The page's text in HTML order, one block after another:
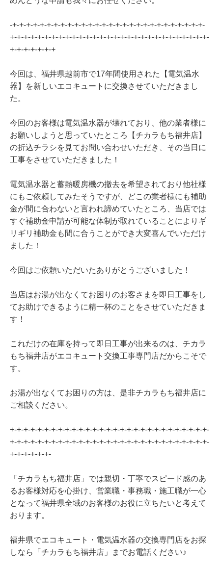
-+-+-+-+-+-+-+-+-+-+-+-+-+-+-+-+-+-+-+-+-+-+-+-+-+-+-+-+-
+-+-+-+-+-+-+-+-+-+-+-+-+-+-+-+-+-+-+-+-+-+-+-+-+-+-+-+-+-
+-+-+-+-+-+-+
今回は、福井県越前市で17年間使用された【電気温水
器】を新しいエコキュートに交換させていただきまし
た。
今回のお客様は電気温水器が壊れており、他の業者様に
お願いしようと思っていたところ【チカラもち福井店】
の折込チラシを見てお問い合わせいただき、その当日に
工事をさせていただきました！
電気温水器と蓄熱暖房機の撤去を希望されており他社様
にもご依頼してみたそうですが、どこの業者様にも補助
金が間に合わないと言われ諦めていたところ、当店では
すぐ補助金申請が可能な体制が取れていることによりギ
リギリ補助金も間に合うことができ大変喜んでいただけ
ました！
今回はご依頼いただいたありがとうございました！
当店はお湯が出なくてお困りのお客さまを即日工事をし
てお助けできるように精一杯のことをさせていただきま
す！
これだけの在庫を持って即日工事が出来るのは、チカラ
もち福井店がエコキュート交換工事専門店だからこそで
す。
お湯が出なくてお困りの方は、是非チカラもち福井店に
ご相談ください。
+-+-+-+-+-+-+-+-+-+-+-+-+-+-+-+-+-+-+-+-+-+-+-+-+-+-+-+-+-
+-+-+-+-+-+-+-+-+-+-+-+-+-+-+-+-+-+-+-+-+-+-+-+-+-+-+-+-+-
+-+-+-+-+-+-
「チカラもち福井店」では親切・丁寧でスピード感のあ
るお客様対応を心掛け、営業職・事務職・施工職が一心
となって福井県全域のお客様のお役に立ちたいと考えて
おります。
福井県でエコキュート・電気温水器の交換専門店をお探
しなら「チカラもち福井店」までお電話ください♪